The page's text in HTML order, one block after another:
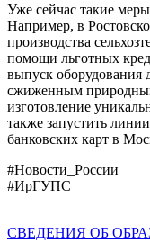
Уже сейчас такие
Например, в
производства
помощи льготных
выпуск оборудования
сжиженным
изготовление
также запустить
банковских карт в
#Новости_России
#ИрГУПС
СВЕДЕНИЯ ОБ